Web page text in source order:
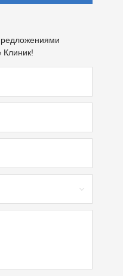
Клиник!